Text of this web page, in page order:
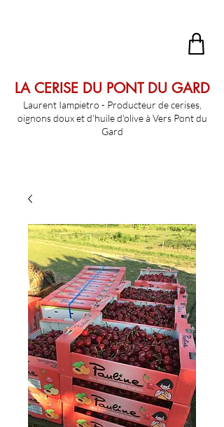
LA CERISE DU PONT DU GARD
Laurent Iampietro - Producteur de cerises,
oignons doux et d'huile d'olive à Vers Pont du
Gard